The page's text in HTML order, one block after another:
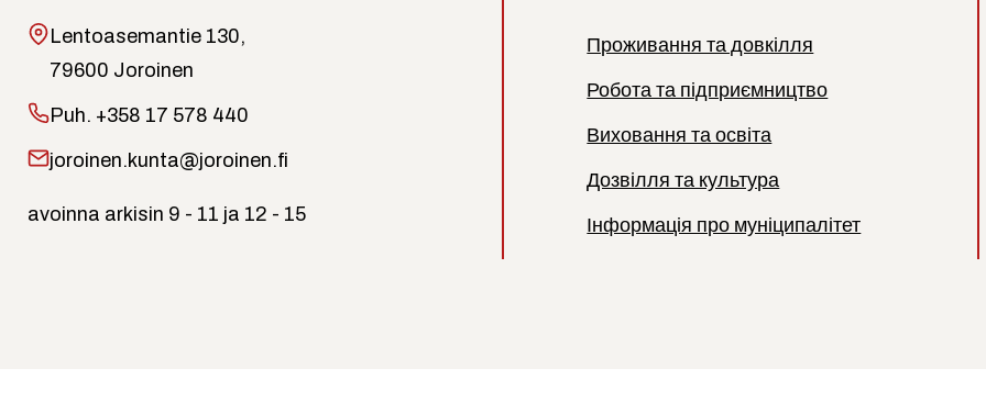
Lentoasemantie 130,
79600 Joroinen
Puh. +358 17 578 440
joroinen.kunta@joroinen.fi
avoinna arkisin 9 - 11 ja 12 - 15
Проживання та довкілля
Робота та підприємництво
Виховання та освіта
Дозвілля та культура
Інформація про муніципалітет